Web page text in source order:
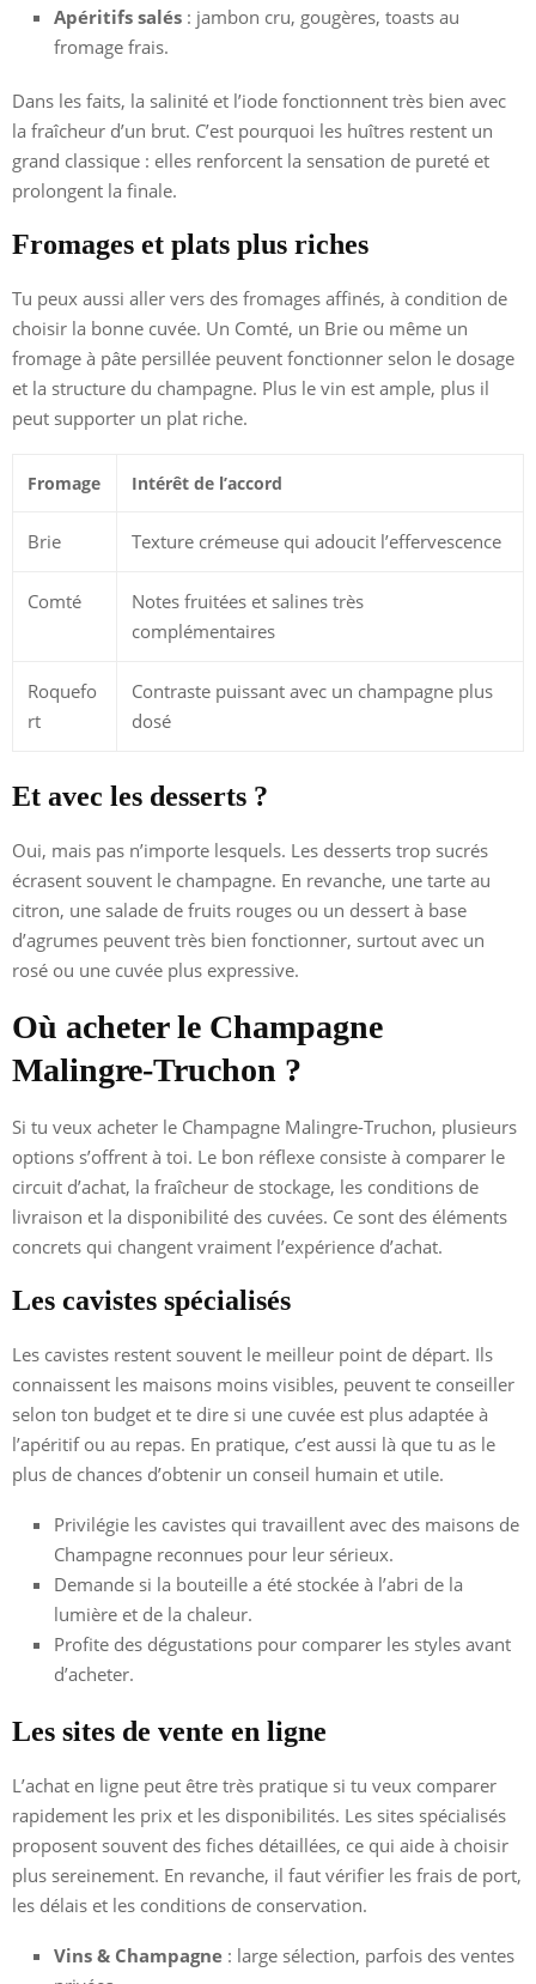
Apéritifs salés : jambon cru, gougères, toasts au
fromage frais.
Dans les faits, la salinité et l’iode fonctionnent très bien avec
la fraîcheur d’un brut. C’est pourquoi les huîtres restent un
grand classique : elles renforcent la sensation de pureté et
prolongent la finale.
Fromages et plats plus riches
Tu peux aussi aller vers des fromages affinés, à condition de
choisir la bonne cuvée. Un Comté, un Brie ou même un
fromage à pâte persillée peuvent fonctionner selon le dosage
et la structure du champagne. Plus le vin est ample, plus il
peut supporter un plat riche.
Fromage Intérêt de l’accord
Brie Texture crémeuse qui adoucit l’effervescence
Comté
Notes fruitées et salines très
complémentaires
Roquefo
rt
Contraste puissant avec un champagne plus
dosé
Et avec les desserts ?
Oui, mais pas n’importe lesquels. Les desserts trop sucrés
écrasent souvent le champagne. En revanche, une tarte au
citron, une salade de fruits rouges ou un dessert à base
d’agrumes peuvent très bien fonctionner, surtout avec un
rosé ou une cuvée plus expressive.
Où acheter le Champagne
Malingre-Truchon ?
Si tu veux acheter le Champagne Malingre-Truchon, plusieurs
options s’offrent à toi. Le bon réflexe consiste à comparer le
circuit d’achat, la fraîcheur de stockage, les conditions de
livraison et la disponibilité des cuvées. Ce sont des éléments
concrets qui changent vraiment l’expérience d’achat.
Les cavistes spécialisés
Les cavistes restent souvent le meilleur point de départ. Ils
connaissent les maisons moins visibles, peuvent te conseiller
selon ton budget et te dire si une cuvée est plus adaptée à
l’apéritif ou au repas. En pratique, c’est aussi là que tu as le
plus de chances d’obtenir un conseil humain et utile.
Privilégie les cavistes qui travaillent avec des maisons de
Champagne reconnues pour leur sérieux.
Demande si la bouteille a été stockée à l’abri de la
lumière et de la chaleur.
Profite des dégustations pour comparer les styles avant
d’acheter.
Les sites de vente en ligne
L’achat en ligne peut être très pratique si tu veux comparer
rapidement les prix et les disponibilités. Les sites spécialisés
proposent souvent des fiches détaillées, ce qui aide à choisir
plus sereinement. En revanche, il faut vérifier les frais de port,
les délais et les conditions de conservation.
Vins & Champagne : large sélection, parfois des ventes